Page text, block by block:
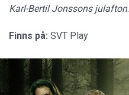
Karl-Bertil Jonssons julafton.
Finns på: SVT Play